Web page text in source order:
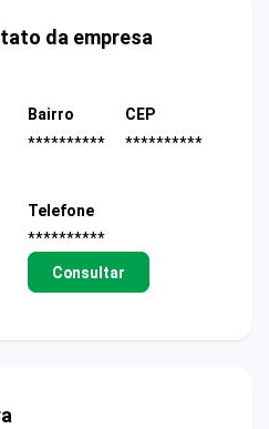
da empresa
Bairro
**********
CEP
**********
Telefone
**********
Consultar